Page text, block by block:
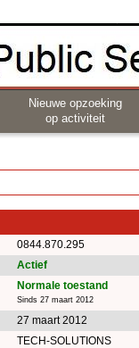
Nieuwe opzoeking
op activiteit
0844.870.295
Actief
Normale toestand
Sinds 27 maart 2012
27 maart 2012
TECH-SOLUTIONS